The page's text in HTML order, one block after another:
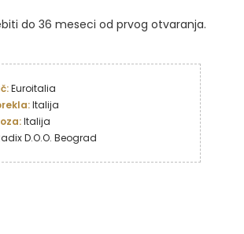
do 36 meseci od prvog otvaranja.
D.O.O. Beograd